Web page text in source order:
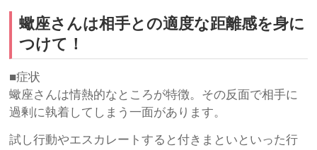
蠍座さんは相手との適度な距離感を身に
つけて！
■症状
蠍座さんは情熱的なところが特徴。その反面で相手に
過剰に執着してしまう一面があります。
試し行動やエスカレートすると付きまといといった行